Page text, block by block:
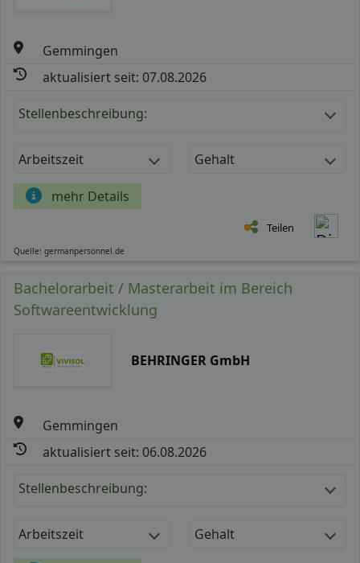
Gemmingen
aktualisiert seit: 07.08.2026
Stellenbeschreibung:
Arbeitszeit Gehalt
mehr Details
Teilen
Quelle: germanpersonnel.de
Bachelorarbeit / Masterarbeit im Bereich
Softwareentwicklung
BEHRINGER GmbH
Gemmingen
aktualisiert seit: 06.08.2026
Stellenbeschreibung:
Arbeitszeit Gehalt